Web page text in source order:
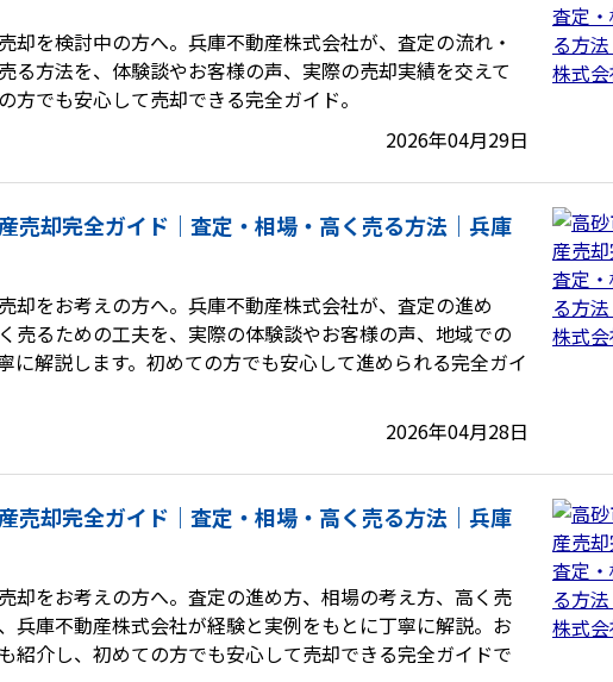
却を検討中の方へ。兵庫不動産株式会社が、査定の流れ・
る方法を、体験談やお客様の声、実際の売却実績を交えて
方でも安心して売却できる完全ガイド。
2026年04月29日
売却完全ガイド｜査定・相場・高く売る方法｜兵庫
却をお考えの方へ。兵庫不動産株式会社が、査定の進め
売るための工夫を、実際の体験談やお客様の声、地域での
に解説します。初めての方でも安心して進められる完全ガイ
2026年04月28日
売却完全ガイド｜査定・相場・高く売る方法｜兵庫
却をお考えの方へ。査定の進め方、相場の考え方、高く売
兵庫不動産株式会社が経験と実例をもとに丁寧に解説。お
紹介し、初めての方でも安心して売却できる完全ガイドで